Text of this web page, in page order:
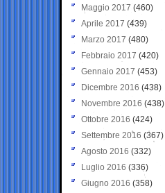
Maggio 2017 (460)
Aprile 2017 (439)
Marzo 2017 (480)
Febbraio 2017 (420)
Gennaio 2017 (453)
Dicembre 2016 (438)
Novembre 2016 (438)
Ottobre 2016 (424)
Settembre 2016 (367)
Agosto 2016 (332)
Luglio 2016 (336)
Giugno 2016 (358)